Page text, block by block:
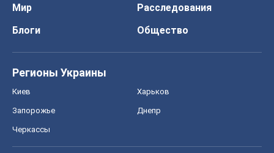
Мир
Расследования
Блоги
Общество
Регионы Украины
Киев Харьков
Запорожье Днепр
Черкассы